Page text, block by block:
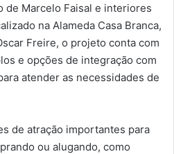
de Marcelo Faisal e interiores
na Alameda Casa Branca,
Freire, o projeto conta com
e opções de integração com
atender as necessidades de
de atração importantes para
ou alugando, como